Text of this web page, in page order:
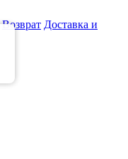
Возврат Доставка и